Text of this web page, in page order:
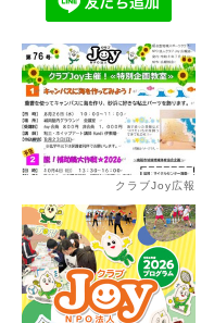
クラブJoy広報